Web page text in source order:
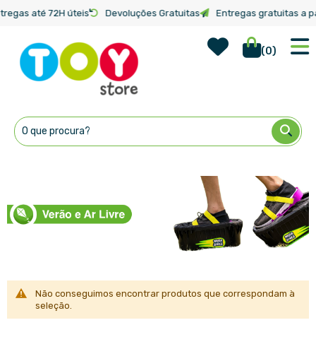
até 72H úteis Devoluções Gratuitas Entregas gratuitas a
Wish List
(0)
para
Conteúdo
Início Categorias Verão e Ar Livre
Não conseguimos encontrar produtos que correspondam à
seleção.